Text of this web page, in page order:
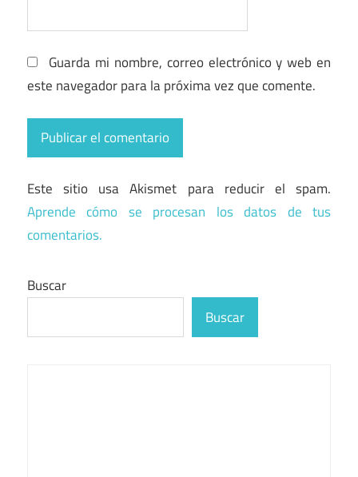
Guarda mi nombre, correo electrónico y web en
este navegador para la próxima vez que comente.
Este sitio usa Akismet para reducir el spam.
Aprende cómo se procesan los datos de tus
comentarios.
Buscar
Buscar